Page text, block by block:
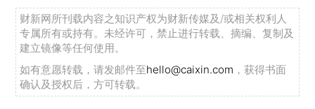
财新网所刊载内容之知识产权为财新传媒及/或相关权利人
专属所有或持有。未经许可，禁止进行转载、摘编、复制及
建立镜像等任何使用。
如有意愿转载，请发邮件至hello@caixin.com ，获得书面
确认及授权后，方可转载。